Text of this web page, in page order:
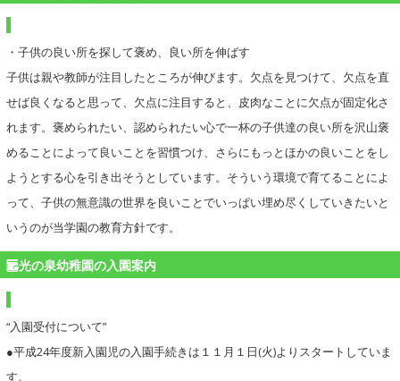
・子供の良い所を探して褒め、良い所を伸ばす
子供は親や教師が注目したところが伸びます。欠点を見つけて、欠点を直
せば良くなると思って、欠点に注目すると、皮肉なことに欠点が固定化さ
れます。褒められたい、認められたい心で一杯の子供達の良い所を沢山褒
めることによって良いことを習慣つけ、さらにもっとほかの良いことをし
ようとする心を引き出そうとしています。そういう環境で育てることによ
って、子供の無意識の世界を良いことでいっぱい埋め尽くしていきたいと
いうのが当学園の教育方針です。
光の泉幼稚園の入園案内
“入園受付について”
●平成24年度新入園児の入園手続きは１１月１日(火)よりスタートしていま
す。